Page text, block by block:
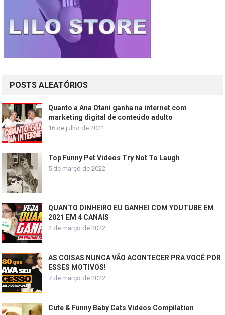
POSTS ALEATÓRIOS
Quanto a Ana Otani ganha na internet com
marketing digital de conteúdo adulto
16 de julho de 2021
Top Funny Pet Videos Try Not To Laugh
5 de março de 2022
QUANTO DINHEIRO EU GANHEI COM YOUTUBE EM
2021 EM 4 CANAIS
2 de março de 2022
AS COISAS NUNCA VÃO ACONTECER PRA VOCÊ POR
ESSES MOTIVOS!
7 de março de 2022
Cute & Funny Baby Cats Videos Compilation